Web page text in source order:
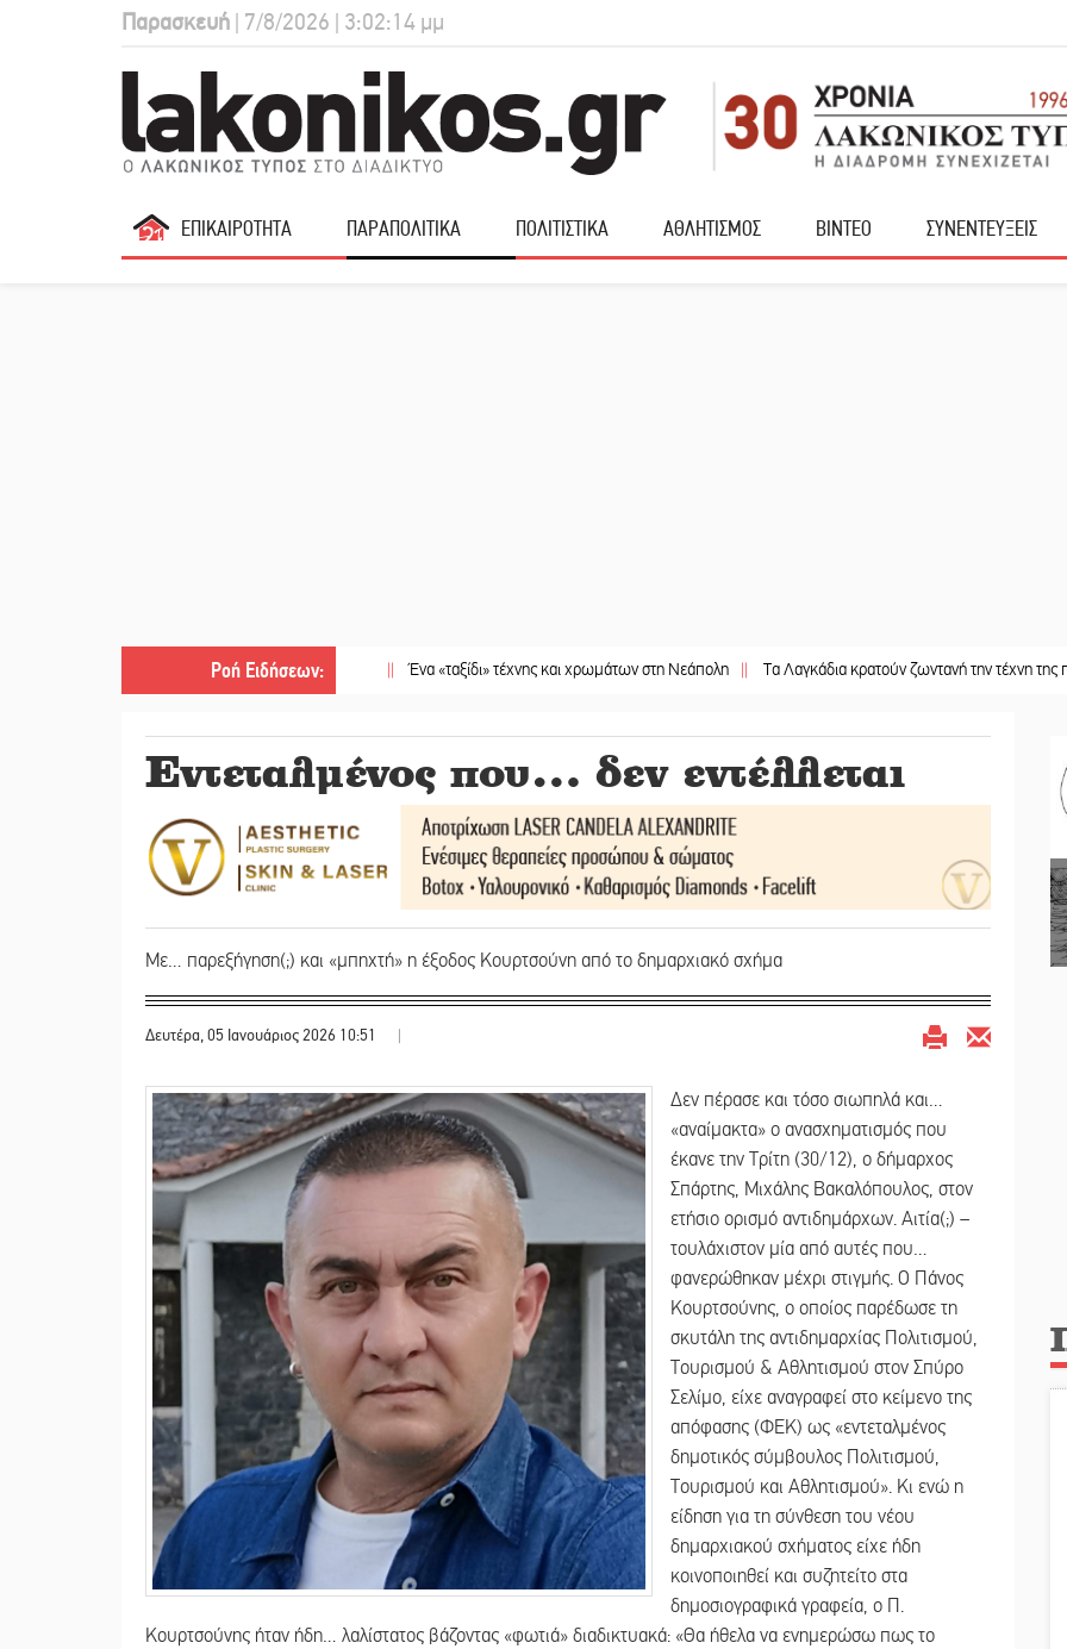
Παρασκευή | 7/8/2026 | 3:02:15 μμ
ΕΠΙΚΑΙΡΟΤΗΤΑ ΠΑΡΑΠΟΛΙΤΙΚΑ ΠΟΛΙΤΙΣΤΙΚΑ ΑΘΛΗΤΙΣΜΟΣ ΒΙΝΤΕΟ ΣΥΝΕΝΤΕΥΞΕΙΣ
Ροή Ειδήσεων:
|| Ένα «ταξίδι» τέχνης και χρωμάτων στη Νεάπολη || Τα Λαγκάδια κρατούν ζωντανή την τέχνη της πέτρας ||
Εντεταλμένος που… δεν εντέλλεται
Με… παρεξήγηση(;) και «μπηχτή» η έξοδος Κουρτσούνη από το δημαρχιακό σχήμα
Δευτέρα, 05 Ιανουάριος 2026 10:51 |
Δεν πέρασε και τόσο σιωπηλά και…
«αναίμακτα» o ανασχηματισμός που
έκανε την Τρίτη (30/12), ο δήμαρχος
Σπάρτης, Μιχάλης Βακαλόπουλος, στον
ετήσιο ορισμό αντιδημάρχων. Αιτία(;) –
τουλάχιστον μία από αυτές που…
φανερώθηκαν μέχρι στιγμής. Ο Πάνος
Κουρτσούνης, ο οποίος παρέδωσε τη
σκυτάλη της αντιδημαρχίας Πολιτισμού,
Τουρισμού & Αθλητισμού στον Σπύρο
Σελίμο, είχε αναγραφεί στο κείμενο της
απόφασης (ΦΕΚ) ως «εντεταλμένος
δημοτικός σύμβουλος Πολιτισμού,
Τουρισμού και Αθλητισμού». Κι ενώ η
είδηση για τη σύνθεση του νέου
δημαρχιακού σχήματος είχε ήδη
κοινοποιηθεί και συζητείτο στα
δημοσιογραφικά γραφεία, ο Π.
Κουρτσούνης ήταν ήδη… λαλίστατος βάζοντας «φωτιά» διαδικτυακά: «Θα ήθελα να ενημερώσω πως το